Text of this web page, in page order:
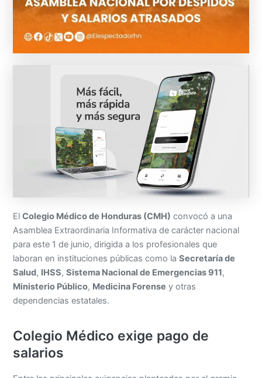
ElColegio Médico de Honduras (CMH) convocó a una
Asamblea Extraordinaria Informativa de carácter nacional
para este 1 de junio, dirigida a los profesionales que
laboran en instituciones públicas como laSecretaría de
Salud, IHSS,Sistema Nacional de Emergencias 911,
Ministerio Público, Medicina Forense y otras
dependencias estatales.
Colegio Médico exige pago de
salarios